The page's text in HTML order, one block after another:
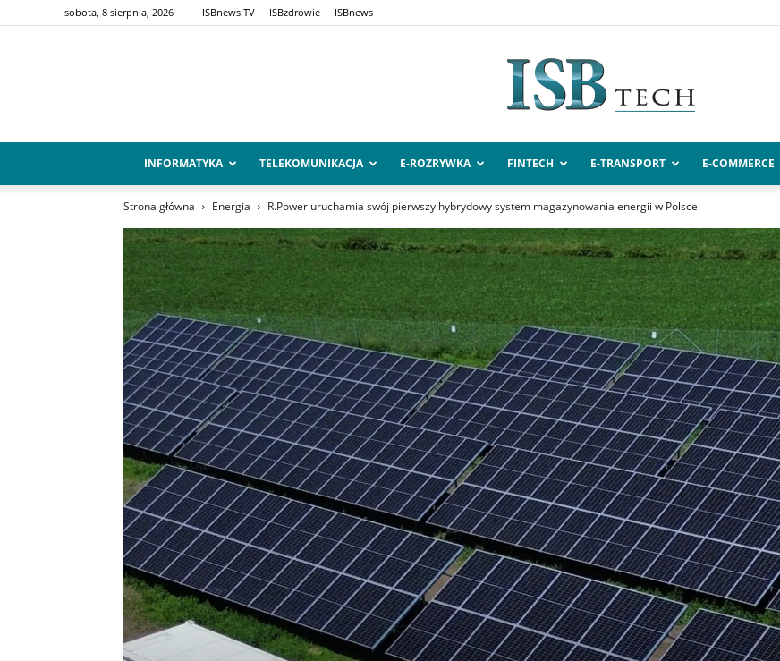
sobota, 8 sierpnia, 2026 ISBnews.TV ISBzdrowie ISBnews
ISBtech.pl
INFORMATYKA TELEKOMUNIKACJA E-ROZRYWKA FINTECH E-TRANSPORT E-COMMERCE
Strona główna Energia R.Power uruchamia swój pierwszy hybrydowy system magazynowania energii w Polsce